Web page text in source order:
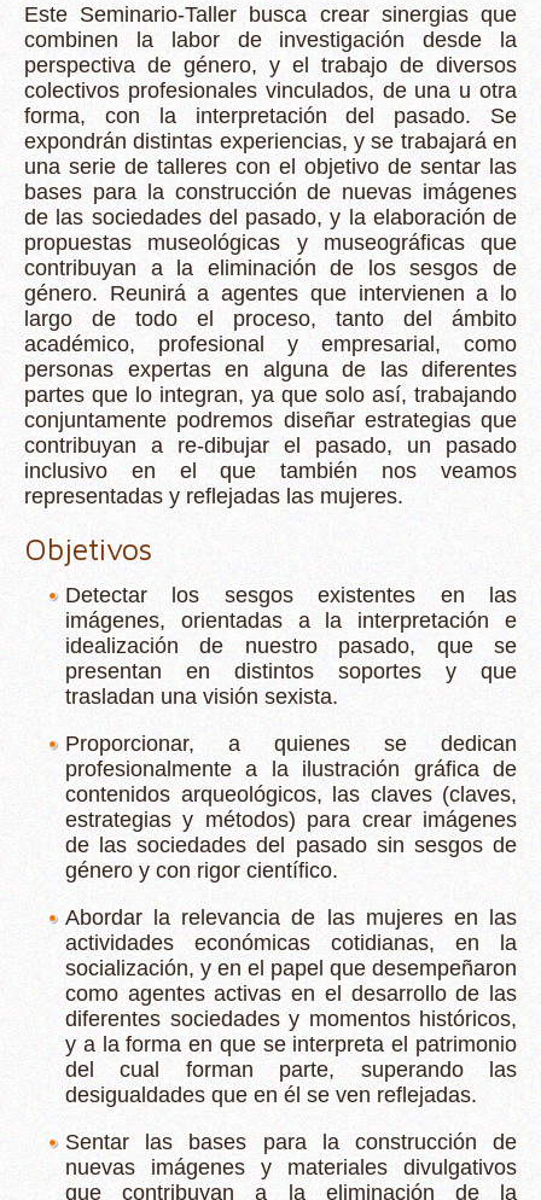
Este Seminario-Taller busca crear sinergias que
combinen la labor de investigación desde la
perspectiva de género, y el trabajo de diversos
colectivos profesionales vinculados, de una u otra
forma, con la interpretación del pasado. Se
expondrán distintas experiencias, y se trabajará en
una serie de talleres con el objetivo de sentar las
bases para la construcción de nuevas imágenes
de las sociedades del pasado, y la elaboración de
propuestas museológicas y museográficas que
contribuyan a la eliminación de los sesgos de
género. Reunirá a agentes que intervienen a lo
largo de todo el proceso, tanto del ámbito
académico, profesional y empresarial, como
personas expertas en alguna de las diferentes
partes que lo integran, ya que solo así, trabajando
conjuntamente podremos diseñar estrategias que
contribuyan a re-dibujar el pasado, un pasado
inclusivo en el que también nos veamos
representadas y reflejadas las mujeres.
Objetivos
Detectar los sesgos existentes en las
imágenes, orientadas a la interpretación e
idealización de nuestro pasado, que se
presentan en distintos soportes y que
trasladan una visión sexista.
Proporcionar, a quienes se dedican
profesionalmente a la ilustración gráfica de
contenidos arqueológicos, las claves (claves,
estrategias y métodos) para crear imágenes
de las sociedades del pasado sin sesgos de
género y con rigor científico.
Abordar la relevancia de las mujeres en las
actividades económicas cotidianas, en la
socialización, y en el papel que desempeñaron
como agentes activas en el desarrollo de las
diferentes sociedades y momentos históricos,
y a la forma en que se interpreta el patrimonio
del cual forman parte, superando las
desigualdades que en él se ven reflejadas.
Sentar las bases para la construcción de
nuevas imágenes y materiales divulgativos
que contribuyan a la eliminación de la